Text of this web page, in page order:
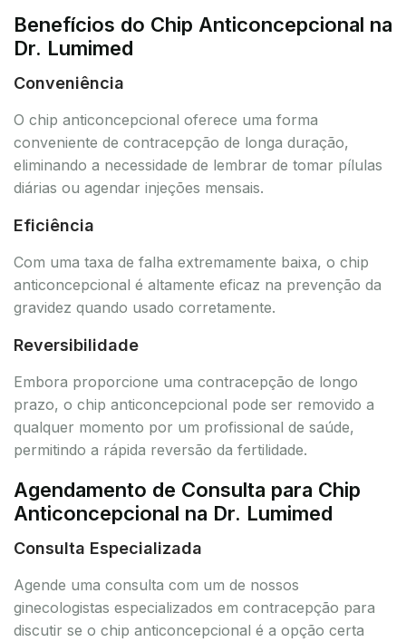
Benefícios do Chip Anticoncepcional na
Dr. Lumimed
Conveniência
O chip anticoncepcional oferece uma forma
conveniente de contracepção de longa duração,
eliminando a necessidade de lembrar de tomar pílulas
diárias ou agendar injeções mensais.
Eficiência
Com uma taxa de falha extremamente baixa, o chip
anticoncepcional é altamente eficaz na prevenção da
gravidez quando usado corretamente.
Reversibilidade
Embora proporcione uma contracepção de longo
prazo, o chip anticoncepcional pode ser removido a
qualquer momento por um profissional de saúde,
permitindo a rápida reversão da fertilidade.
Agendamento de Consulta para Chip
Anticoncepcional na Dr. Lumimed
Consulta Especializada
Agende uma consulta com um de nossos
ginecologistas especializados em contracepção para
discutir se o chip anticoncepcional é a opção certa